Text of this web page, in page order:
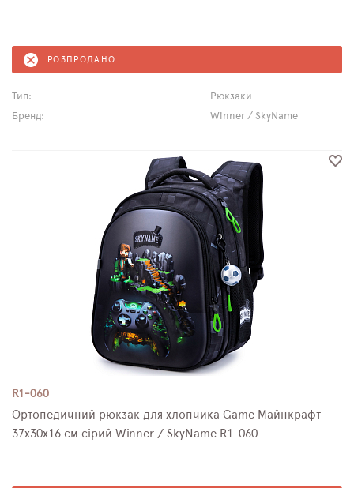
РОЗПРОДАНО
Тип:
Рюкзаки
Бренд:
Winner / SkyName
R1-060
Ортопедичний рюкзак для хлопчика Game Майнкрафт
37х30х16 см сірий Winner / SkyName R1-060